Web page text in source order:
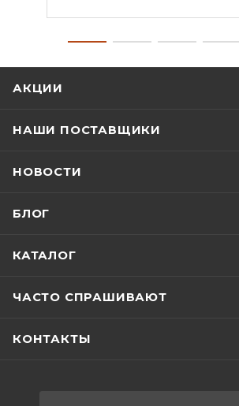
АКЦИИ
НАШИ ПОСТАВЩИКИ
НОВОСТИ
БЛОГ
КАТАЛОГ
ЧАСТО СПРАШИВАЮТ
КОНТАКТЫ